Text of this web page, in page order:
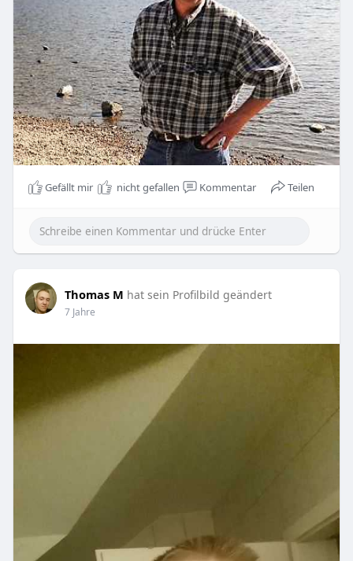
Gefällt mir nicht gefallen Kommentar Teilen
Thomas M hat sein Profilbild geändert
7 Jahre